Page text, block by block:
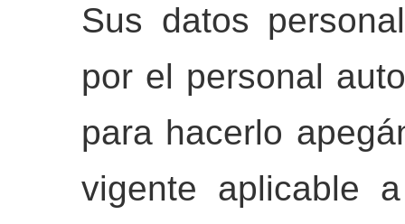
Sus datos
por el personal
para hacerlo
vigente aplicable